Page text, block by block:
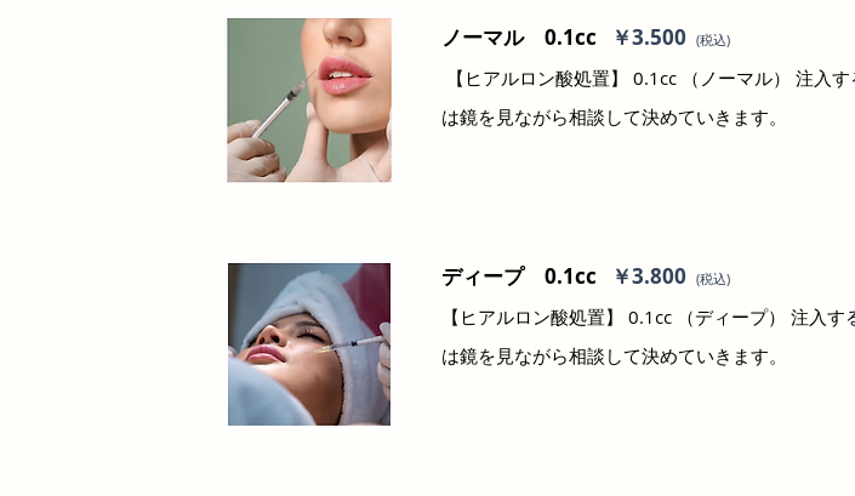
ノーマル 0.1cc ￥3.500 (税込)
【 ヒアルロン酸処置】 0.1cc （ノーマル） 注入
は鏡を見ながら相談して決めていきます。
ディープ 0.1cc ￥3.800 (税込)
【ヒアルロン酸処置】 0.1cc （ディープ） 注入す
は鏡を見ながら相談して決めていきます。